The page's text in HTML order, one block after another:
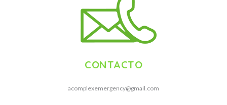
CONTACTO
acomplexemergency@gmail.com